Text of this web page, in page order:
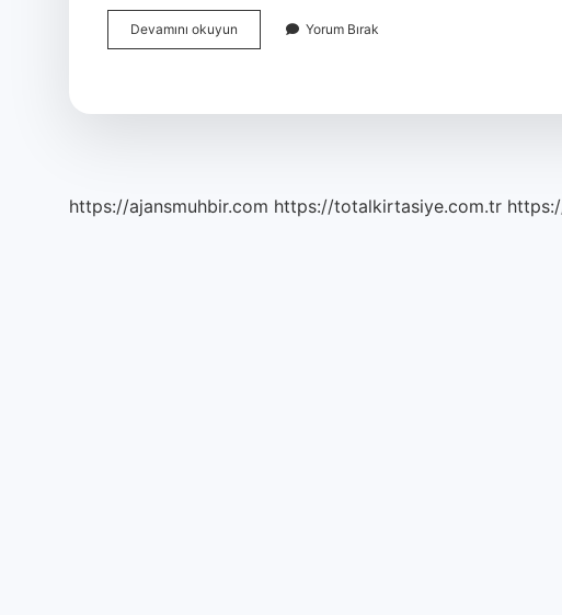
Devamını okuyun
Yıl
Yorum Bırak
https://ajansmuhbir.com https://totalkirtasiye.com.tr